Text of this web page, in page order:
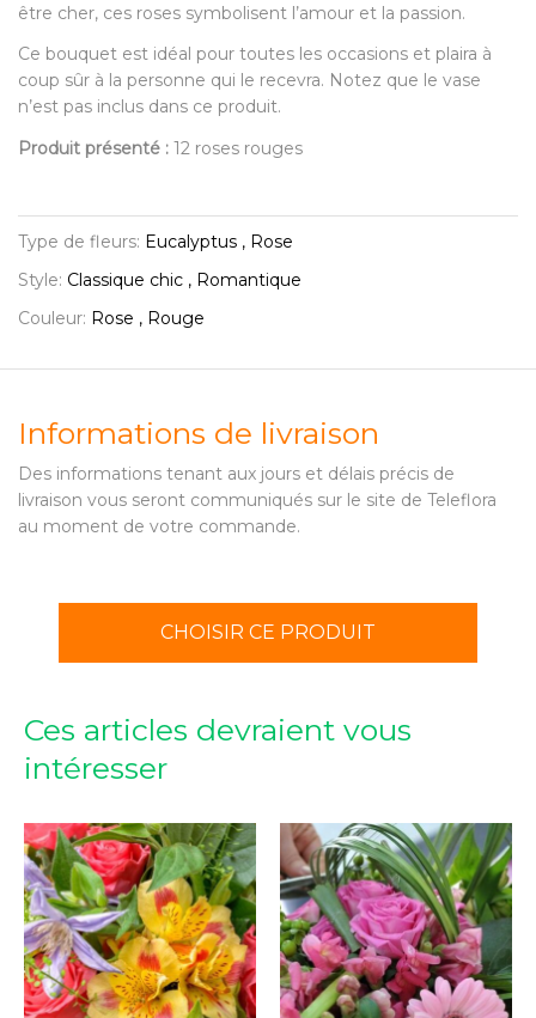
être cher, ces roses symbolisent l’amour et la passion.
Ce bouquet est idéal pour toutes les occasions et plaira à
coup sûr à la personne qui le recevra. Notez que le vase
n’est pas inclus dans ce produit.
Produit présenté : 12 roses rouges
Type de fleurs: Eucalyptus , Rose
Style: Classique chic , Romantique
Couleur: Rose , Rouge
Informations de livraison
Des informations tenant aux jours et délais précis de
livraison vous seront communiqués sur le site de Teleflora
au moment de votre commande.
CHOISIR CE PRODUIT
Ces articles devraient vous
intéresser